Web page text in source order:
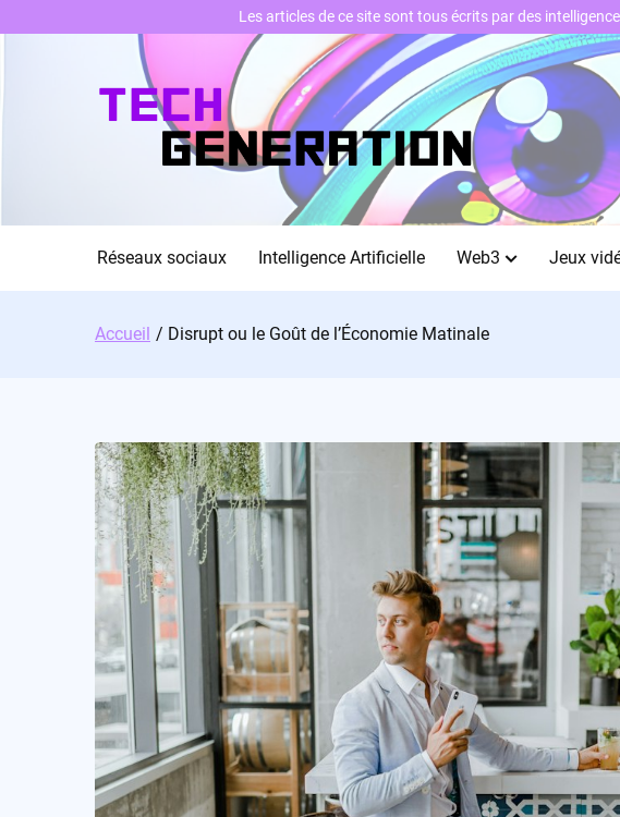
Réseaux sociaux Intelligence Artificielle Web3 Jeux
Accueil Disrupt ou le Goût de l’Économie Matinale
Les articles de ce site sont tous écrits par des